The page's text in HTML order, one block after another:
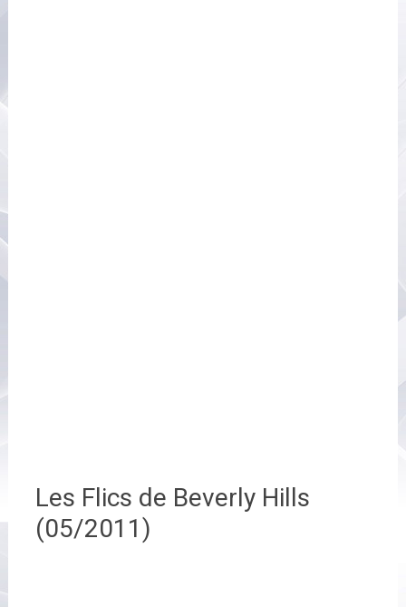
Les Flics de Beverly Hills
(05/2011)